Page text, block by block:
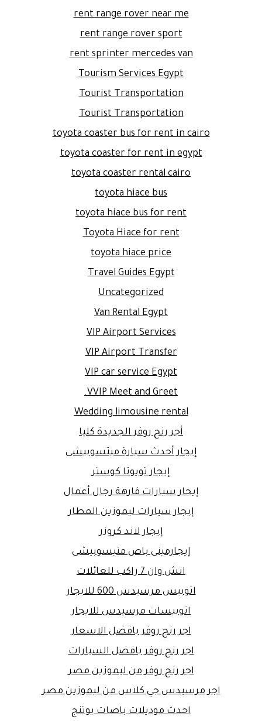
rent range rover near me
rent range rover sport
rent sprinter mercedes van
Tourism Services Egypt
Tourist Transportation
Tourist Transportation
toyota coaster bus for rent in cairo
toyota coaster for rent in egypt
toyota coaster rental cairo
toyota hiace bus
toyota hiace bus for rent
Toyota Hiace for rent
toyota hiace price
Travel Guides Egypt
Uncategorized
Van Rental Egypt
VIP Airport Services
VIP Airport Transfer
VIP car service Egypt
VVIP Meet and Greet.
Wedding limousine rental
أجر رنج روفر الجديدة كليا
إيجار أحدث سيارة ميتسوبيشى
إيجار تويوتا كوستر
إيجار سيارات فارهة رجال أعمال
إيجار سيارات ليموزين المطار
إيجار لاند كروزر
إيجارمينى باص متيسوبيشى
اتش وان 7 راكب للعائلات
اتوبيس مرسيدس 600 للايجار
اتوبيسات مرسيدس للايجار
اجر رنج روفر بافضل الاسعار
اجر رنج روفر بافضل السيارات
اجر رنج روفر من ليموزين مصر
اجر مرسيدس جي كلاس من ليموزين مصر
احدث موديلات باصات يوتنج